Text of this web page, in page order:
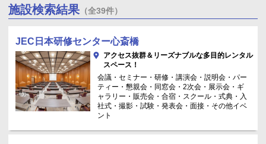
施設検索結果 （全39件）
JEC日本研修センター心斎橋
アクセス抜群＆リーズナブルな多目的レンタル
スペース！
会議・セミナー・研修・講演会・説明会・パー
ティー・懇親会・同窓会・2次会・展示会・ギ
ャラリー・販売会・合宿・スクール・式典・入
社式・撮影・試験・発表会・面接・その他イベ
ント